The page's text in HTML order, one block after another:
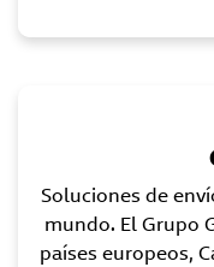
Soluciones de
mundo. El Grupo
países europeos,